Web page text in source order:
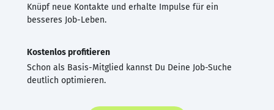
Knüpf neue Kontakte und erhalte Impulse für ein
besseres Job-Leben.
Kostenlos profitieren
Schon als Basis-Mitglied kannst Du Deine Job-Suche
deutlich optimieren.